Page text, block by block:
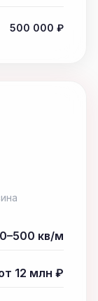
500 000 ₽
кв/м
12 млн ₽